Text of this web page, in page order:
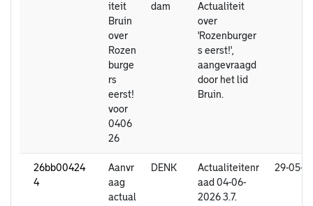
iteit
Bruin
over
Rozen
burge
rs
eerst!
voor
0406
26
dam
Actualiteit
over
'Rozenburger
s eerst!',
aangevraagd
door het lid
Bruin.
26bb00424
4
Aanvr
aag
actual
DENK
Actualiteitenr
aad 04-06-
2026 3.7.
29-05-